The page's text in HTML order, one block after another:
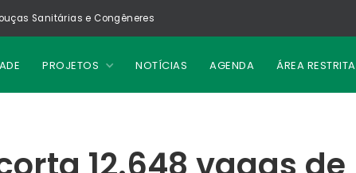
Sanitárias e Congêneres
PROJETOS NOTÍCIAS AGENDA ÁREA RESTRITA